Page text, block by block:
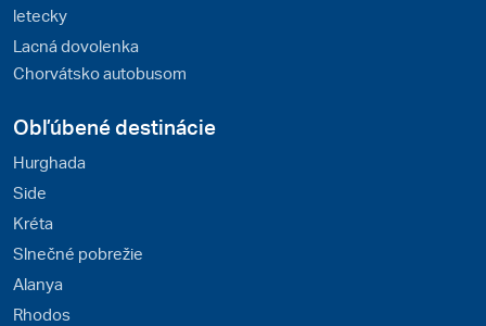
letecky
Lacná dovolenka
Chorvátsko autobusom
Obľúbené destinácie
Hurghada
Side
Kréta
Slnečné pobrežie
Alanya
Rhodos